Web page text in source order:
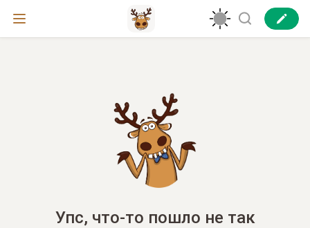
Упс, что-то пошло не так